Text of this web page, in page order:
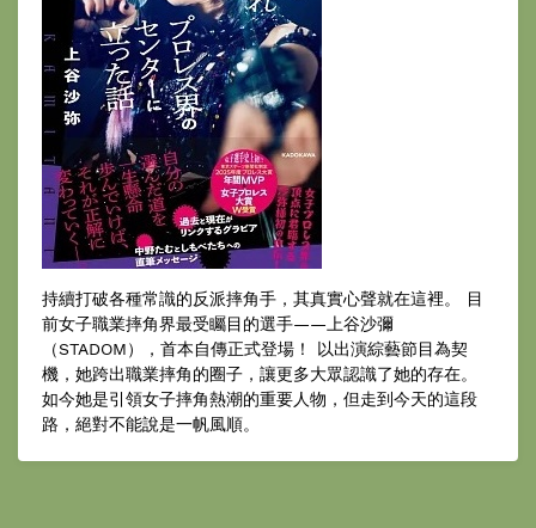
持續打破各種常識的反派摔角手，其真實心聲就在這裡。 目
前女子職業摔角界最受矚目的選手——上谷沙彌
（STADOM），首本自傳正式登場！ 以出演綜藝節目為契
機，她跨出職業摔角的圈子，讓更多大眾認識了她的存在。
如今她是引領女子摔角熱潮的重要人物，但走到今天的這段
路，絕對不能說是一帆風順。